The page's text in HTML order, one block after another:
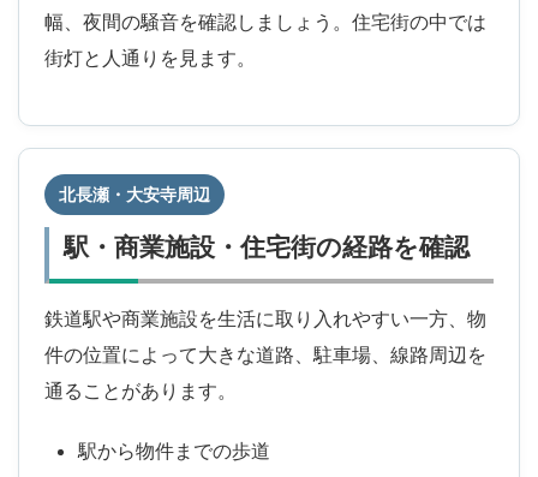
幅、夜間の騒音を確認しましょう。住宅街の中では
街灯と人通りを見ます。
北長瀬・大安寺周辺
駅・商業施設・住宅街の経路を確認
鉄道駅や商業施設を生活に取り入れやすい一方、物
件の位置によって大きな道路、駐車場、線路周辺を
通ることがあります。
駅から物件までの歩道